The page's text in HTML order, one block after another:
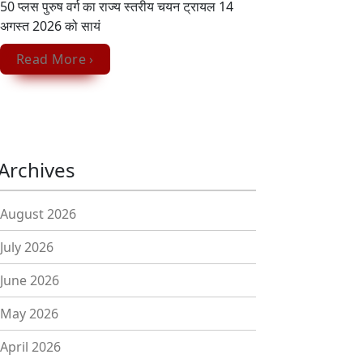
50 प्लस पुरुष वर्ग का राज्य स्तरीय चयन ट्रायल 14
अगस्त 2026 को सायं
Read More ›
August 2026
July 2026
June 2026
May 2026
April 2026